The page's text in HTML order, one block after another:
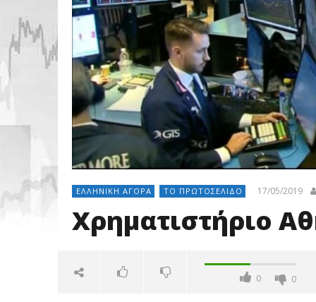
ΕΛΛΗΝΙΚΉ ΑΓΟΡΆ ΤΟ ΠΡΩΤΟΣΈΛΙΔΟ 17/05/2019
Χρηματιστήριο
0 0